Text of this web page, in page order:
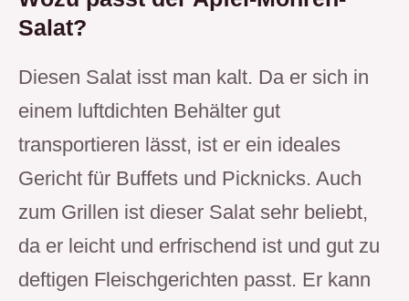
Salat?
Diesen Salat isst man kalt. Da er sich in
einem luftdichten Behälter gut
transportieren lässt, ist er ein ideales
Gericht für Buffets und Picknicks. Auch
zum Grillen ist dieser Salat sehr beliebt,
da er leicht und erfrischend ist und gut zu
deftigen Fleischgerichten passt. Er kann